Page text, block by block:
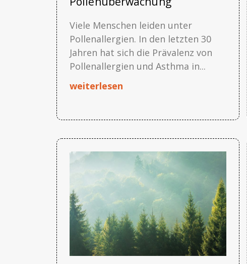
Viele Menschen leiden unter
Pollenallergien. In den letzten 30
Jahren hat sich die Prävalenz von
Pollenallergien und Asthma in...
weiterlesen